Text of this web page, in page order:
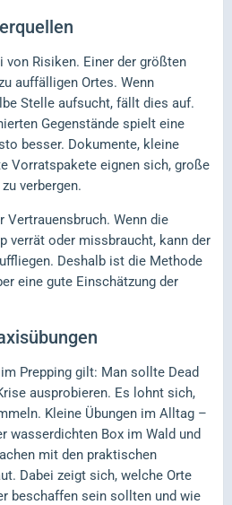
von Risiken. Einer der größten
auffälligen Ortes. Wenn
Stelle aufsucht, fällt dies auf.
Gegenstände spielt eine
besser. Dokumente, kleine
Vorratspakete eignen sich, große
verbergen.
Wenn die
verrät oder missbraucht, kann der
Deshalb ist die Methode
eine gute Einschätzung der
Prepping gilt: Man sollte Dead
ausprobieren. Es lohnt sich,
Kleine Übungen im Alltag –
wasserdichten Box im Wald und
mit den praktischen
Dabei zeigt sich, welche Orte
beschaffen sein sollten und wie